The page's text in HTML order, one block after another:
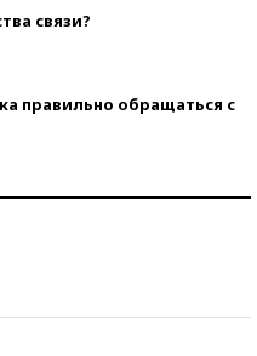
связи?
правильно обращаться с